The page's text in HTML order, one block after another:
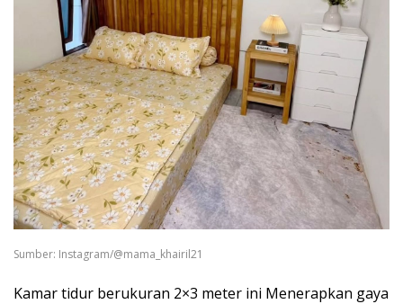
Sumber: Instagram/@mama_khairil21
Kamar tidur berukuran 2×3 meter ini Menerapkan gaya